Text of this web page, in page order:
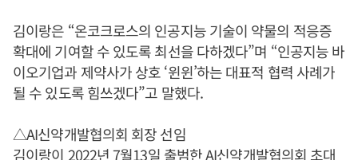
김이랑은 “온코크로스의 인공지능 기술이 약물의 적응증
확대에 기여할 수 있도록 최선을 다하겠다”며 “인공지능 바
이오기업과 제약사가 상호 ‘윈윈’하는 대표적 협력 사례가
될 수 있도록 힘쓰겠다”고 말했다.
△AI신약개발협의회 회장 선임
김이랑이 2022년 7월13일 출범한 AI신약개발협의회 초대